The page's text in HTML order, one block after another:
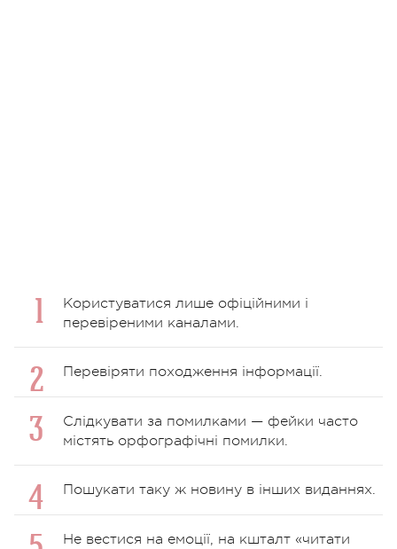
Користуватися лише офіційними і
перевіреними каналами.
Перевіряти походження інформації.
Слідкувати за помилками — фейки часто
містять орфографічні помилки.
Пошукати таку ж новину в інших виданнях.
Не вестися на емоції, на кшталт «читати